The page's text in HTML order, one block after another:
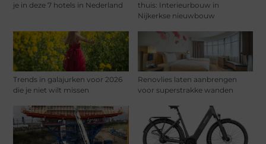
je in deze 7 hotels in Nederland
thuis: Interieurbouw in
Nijkerkse nieuwbouw
Trends in galajurken voor 2026
die je niet wilt missen
Renovlies laten aanbrengen
voor superstrakke wanden